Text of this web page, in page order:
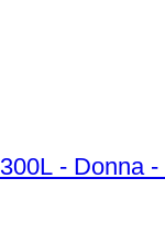
- Donna